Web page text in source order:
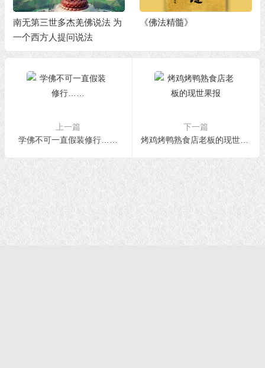
南无第三世多杰羌佛说法 为
一个西方人提问说法
《佛法精髓》
上一篇
学佛不可一直假装修行……
下一篇
烤鸡烤鸭熟食店老板的现世果报